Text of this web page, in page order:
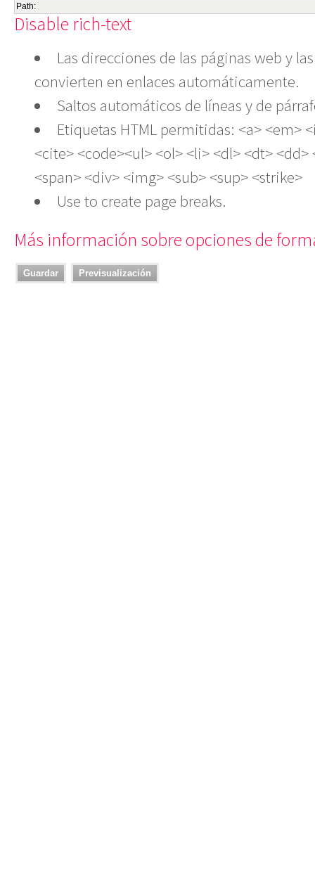
Path:
Disable rich-text
Las direcciones de las páginas web y
convierten en enlaces automáticamente.
Saltos automáticos de líneas y de
Etiquetas HTML permitidas: <a> <em>
<cite> <code><ul> <ol> <li> <dl> <dt>
<span> <div> <img> <sub> <sup> <strike>
Use to create page breaks.
Más información sobre opciones de